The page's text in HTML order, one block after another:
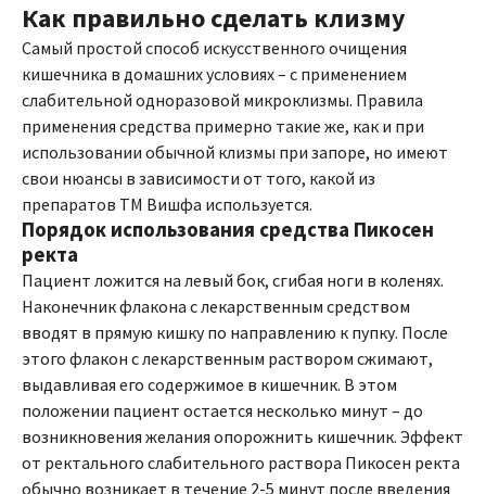
Как правильно сделать клизму
Самый простой способ искусственного очищения
кишечника в домашних условиях – с применением
слабительной одноразовой микроклизмы. Правила
применения средства примерно такие же, как и при
использовании обычной клизмы при запоре, но имеют
свои нюансы в зависимости от того, какой из
препаратов ТМ Вишфа используется.
Порядок использования средства Пикосен
ректа
Пациент ложится на левый бок, сгибая ноги в коленях.
Наконечник флакона с лекарственным средством
вводят в прямую кишку по направлению к пупку. После
этого флакон с лекарственным раствором сжимают,
выдавливая его содержимое в кишечник. В этом
положении пациент остается несколько минут – до
возникновения желания опорожнить кишечник. Эффект
от ректального слабительного раствора Пикосен ректа
обычно возникает в течение 2-5 минут после введения